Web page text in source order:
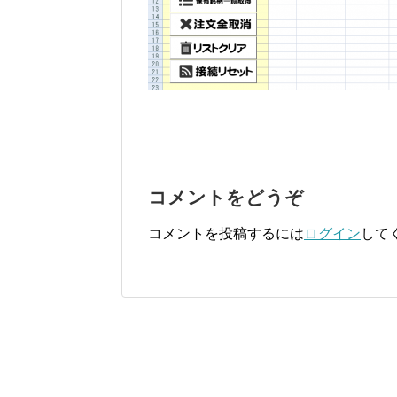
コメントをどうぞ
コメントを投稿するには ログイン して